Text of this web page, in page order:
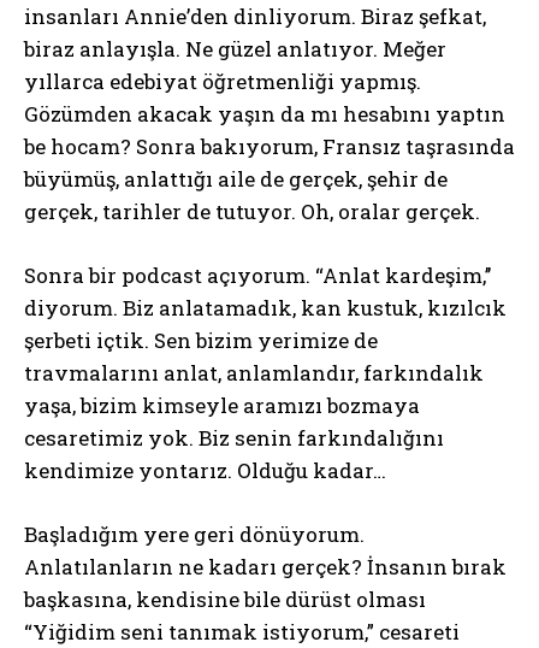
insanları Annie’den dinliyorum. Biraz şefkat,
biraz anlayışla. Ne güzel anlatıyor. Meğer
yıllarca edebiyat öğretmenliği yapmış.
Gözümden akacak yaşın da mı hesabını yaptın
be hocam? Sonra bakıyorum, Fransız taşrasında
büyümüş, anlattığı aile de gerçek, şehir de
gerçek, tarihler de tutuyor. Oh, oralar gerçek.
Sonra bir podcast açıyorum. “Anlat kardeşim,’’
diyorum. Biz anlatamadık, kan kustuk, kızılcık
şerbeti içtik. Sen bizim yerimize de
travmalarını anlat, anlamlandır, farkındalık
yaşa, bizim kimseyle aramızı bozmaya
cesaretimiz yok. Biz senin farkındalığını
kendimize yontarız. Olduğu kadar…
Başladığım yere geri dönüyorum.
Anlatılanların ne kadarı gerçek? İnsanın bırak
başkasına, kendisine bile dürüst olması
“Yiğidim seni tanımak istiyorum,” cesareti